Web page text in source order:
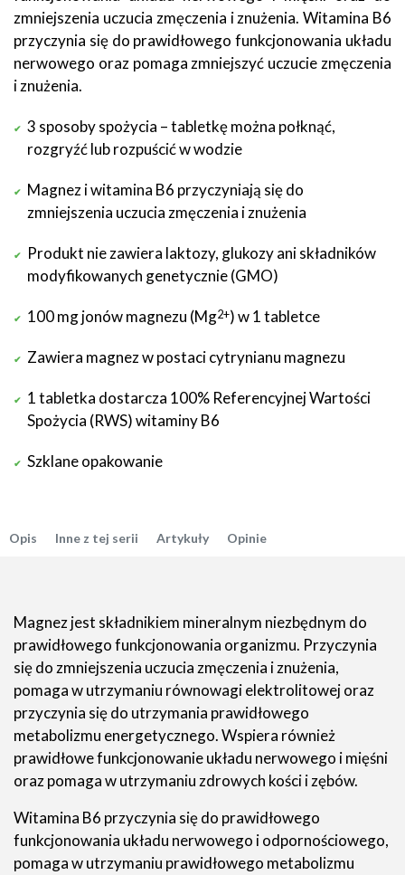
zmniejszenia uczucia zmęczenia i znużenia. Witamina B6
przyczynia się do prawidłowego funkcjonowania układu
nerwowego oraz pomaga zmniejszyć uczucie zmęczenia
i znużenia.
3 sposoby spożycia – tabletkę można połknąć,
rozgryźć lub rozpuścić w wodzie
Magnez i witamina B6 przyczyniają się do
zmniejszenia uczucia zmęczenia i znużenia
Produkt nie zawiera laktozy, glukozy ani składników
modyfikowanych genetycznie (GMO)
100 mg jonów magnezu (Mg2+) w 1 tabletce
Zawiera magnez w postaci cytrynianu magnezu
1 tabletka dostarcza 100% Referencyjnej Wartości
Spożycia (RWS) witaminy B6
Szklane opakowanie
Opis Inne z tej serii Artykuły Opinie
Magnez jest składnikiem mineralnym niezbędnym do
prawidłowego funkcjonowania organizmu. Przyczynia
się do zmniejszenia uczucia zmęczenia i znużenia,
pomaga w utrzymaniu równowagi elektrolitowej oraz
przyczynia się do utrzymania prawidłowego
metabolizmu energetycznego. Wspiera również
prawidłowe funkcjonowanie układu nerwowego i mięśni
oraz pomaga w utrzymaniu zdrowych kości i zębów.
Witamina B6 przyczynia się do prawidłowego
funkcjonowania układu nerwowego i odpornościowego,
pomaga w utrzymaniu prawidłowego metabolizmu